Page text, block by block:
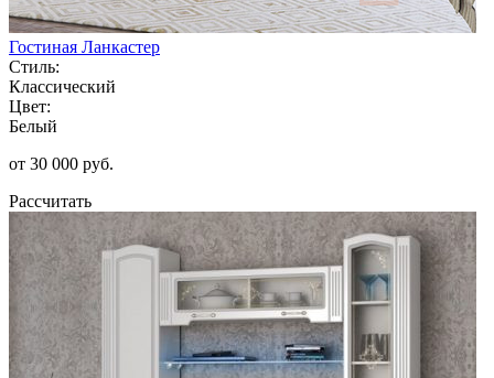
Гостиная Ланкастер
Стиль:
Классический
Цвет:
Белый
от 30 000 руб.
Рассчитать